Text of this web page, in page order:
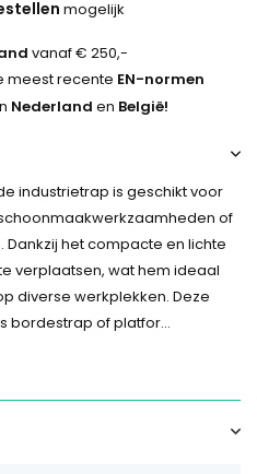
mogelijk
vanaf € 250,-
meest recente EN-normen
Nederland en België!
industrietrap is geschikt voor
of
Dankzij het compacte en lichte
verplaatsen, wat hem ideaal
diverse werkplekken. Deze
bordestrap of platfor...